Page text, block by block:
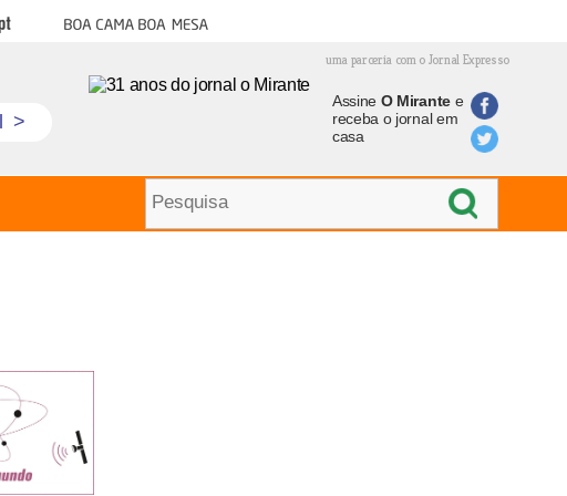
Boa cama boa mesa
uma parceria com o Jornal Expresso
>
Assine O Mirantee
receba o jornal em
casa